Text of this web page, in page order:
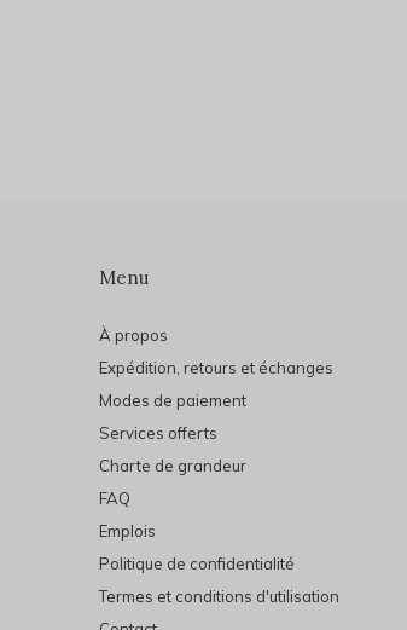
Menu
À propos
Expédition, retours et échanges
Modes de paiement
Services offerts
Charte de grandeur
FAQ
Emplois
Politique de confidentialité
Termes et conditions d'utilisation